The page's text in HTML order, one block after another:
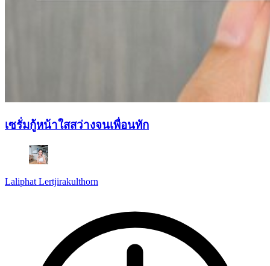
เซรั่มกู้หน้าใสสว่างจนเพื่อนทัก
Laliphat Lertjirakulthorn